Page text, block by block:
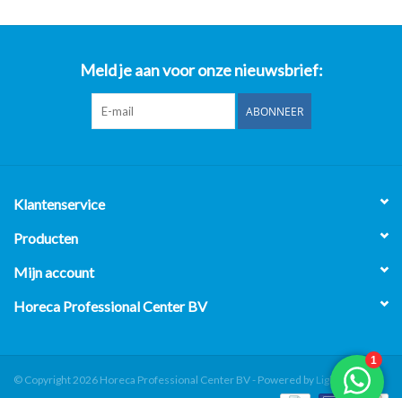
Meld je aan voor onze nieuwsbrief:
ABONNEER
Klantenservice
Producten
Mijn account
Horeca Professional Center BV
© Copyright 2026 Horeca Professional Center BV - Powered by Lightspeed